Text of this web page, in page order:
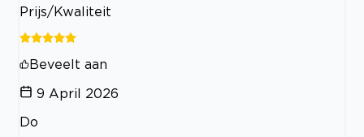
Prijs/Kwaliteit
Beveelt aan
9 April 2026
Do